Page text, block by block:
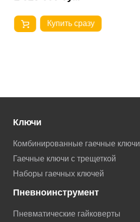
Купить сразу
Ключи
Комбинированные гаечные ключи
Гаечные ключи с трещеткой
Наборы гаечных ключей
Пневноинструмент
Пневматические гайковерты